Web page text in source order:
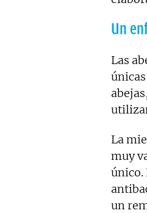
Un
Las
La
muy
único.
un